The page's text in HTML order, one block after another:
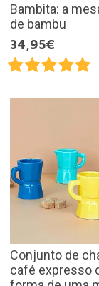
Bambita: a
de bambu
34,95€
Conjunto de
café expresso